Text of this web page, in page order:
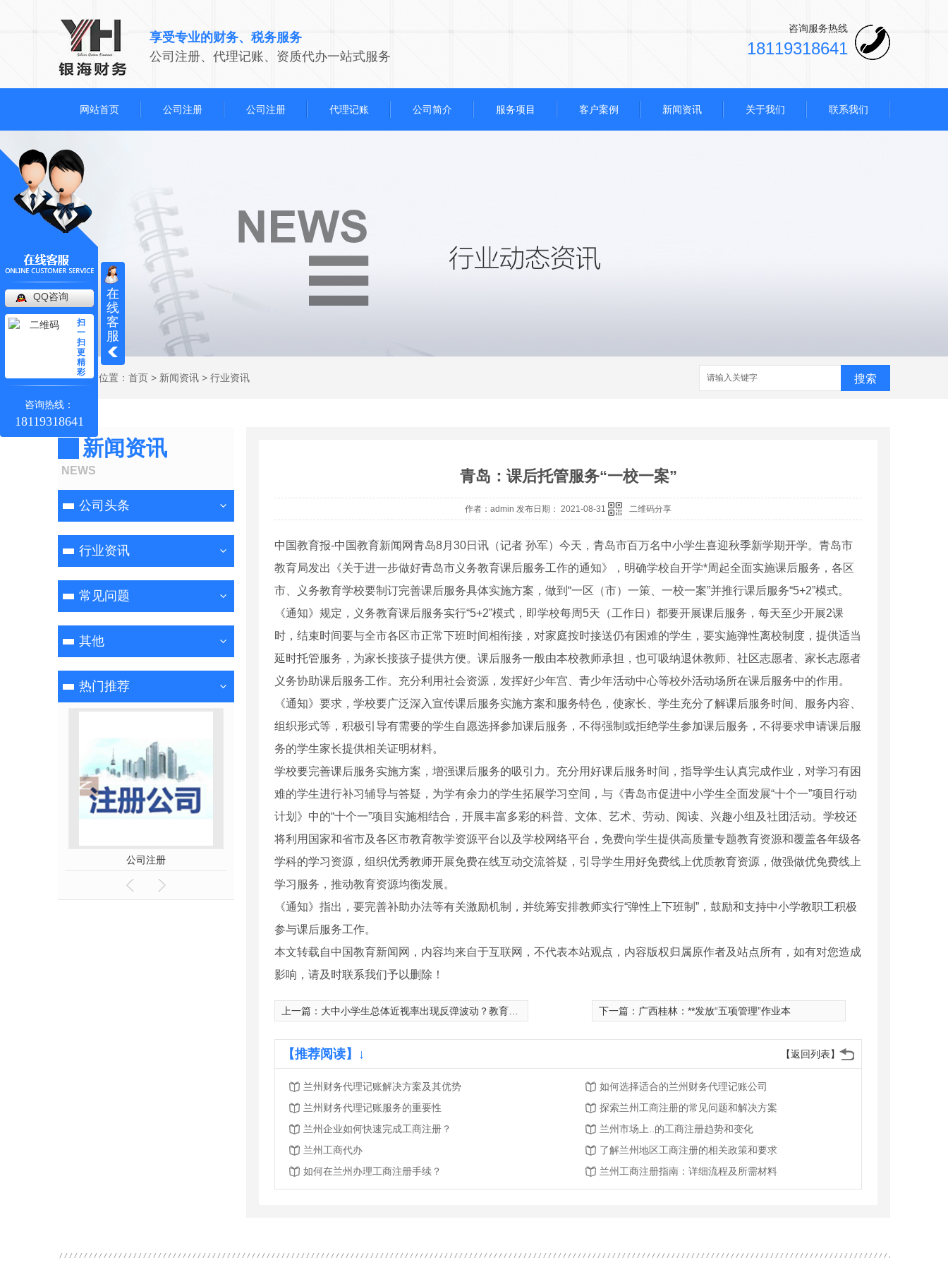
享受专业的财务、税务服务
公司注册、代理记账、资质代办一站式服务
咨询服务热线
18119318641
网站首页 公司注册 公司注册 代理记账 公司简介 服务项目 客户案例 新闻资讯 关于我们 联系我们
当前位置： 首页 > 新闻资讯 > 行业资讯 搜索
新闻资讯
NEWS
公司头条
行业资讯
常见问题
其他
热门推荐
公司注册 代理记账 公司变更
青岛：课后托管服务“一校一案”
作者：admin 发布日期： 2021-08-31 二维码分享
中国教育报-中国教育新闻网青岛8月30日讯（记者 孙军）今天，青岛市百万名中小学生喜迎秋季新学期开学。青岛市
教育局发出《关于进一步做好青岛市义务教育课后服务工作的通知》，明确学校自开学*周起全面实施课后服务，各区
市、义务教育学校要制订完善课后服务具体实施方案，做到“一区（市）一策、一校一案”并推行课后服务“5+2”模式。
《通知》规定，义务教育课后服务实行“5+2”模式，即学校每周5天（工作日）都要开展课后服务，每天至少开展2课
时，结束时间要与全市各区市正常下班时间相衔接，对家庭按时接送仍有困难的学生，要实施弹性离校制度，提供适当
延时托管服务，为家长接孩子提供方便。课后服务一般由本校教师承担，也可吸纳退休教师、社区志愿者、家长志愿者
义务协助课后服务工作。充分利用社会资源，发挥好少年宫、青少年活动中心等校外活动场所在课后服务中的作用。
《通知》要求，学校要广泛深入宣传课后服务实施方案和服务特色，使家长、学生充分了解课后服务时间、服务内容、
组织形式等，积极引导有需要的学生自愿选择参加课后服务，不得强制或拒绝学生参加课后服务，不得要求申请课后服
务的学生家长提供相关证明材料。
学校要完善课后服务实施方案，增强课后服务的吸引力。充分用好课后服务时间，指导学生认真完成作业，对学习有困
难的学生进行补习辅导与答疑，为学有余力的学生拓展学习空间，与《青岛市促进中小学生全面发展“十个一”项目行动
计划》中的“十个一”项目实施相结合，开展丰富多彩的科普、文体、艺术、劳动、阅读、兴趣小组及社团活动。学校还
将利用国家和省市及各区市教育教学资源平台以及学校网络平台，免费向学生提供高质量专题教育资源和覆盖各年级各
学科的学习资源，组织优秀教师开展免费在线互动交流答疑，引导学生用好免费线上优质教育资源，做强做优免费线上
学习服务，推动教育资源均衡发展。
《通知》指出，要完善补助办法等有关激励机制，并统筹安排教师实行“弹性上下班制”，鼓励和支持中小学教职工积极
参与课后服务工作。
本文转载自中国教育新闻网，内容均来自于互联网，不代表本站观点，内容版权归属原作者及站点所有，如有对您造成
影响，请及时联系我们予以删除！
上一篇： 大中小学生总体近视率出现反弹波动？教育部：同步推进青少年近视防控和疫情防控 下一篇： 广西桂林：**发放“五项管理”作业本
【返回列表】
【推荐阅读】↓
兰州财务代理记账解决方案及其优势
如何选择适合的兰州财务代理记账公司
兰州财务代理记账服务的重要性
探索兰州工商注册的常见问题和解决方案
兰州企业如何快速完成工商注册？
兰州市场上..的工商注册趋势和变化
兰州工商代办
了解兰州地区工商注册的相关政策和要求
如何在兰州办理工商注册手续？
兰州工商注册指南：详细流程及所需材料
在
线
客
服
QQ咨询
扫
一
扫
更
精
彩
咨询热线：
18119318641